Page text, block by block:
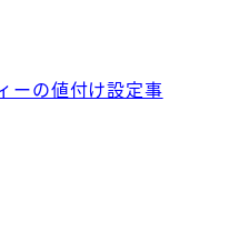
ーの値付け設定事